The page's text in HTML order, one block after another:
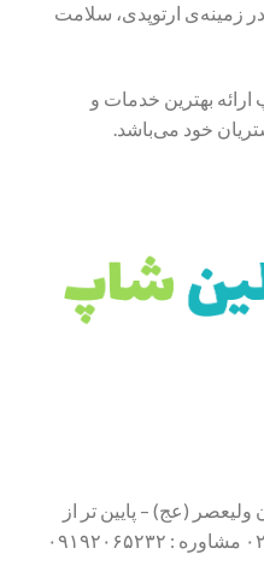
در زمینه‌ی ارتوپدی، سلامت
بهترین خدمات و
خود می‌باشد.
(عج) – پایین تر از